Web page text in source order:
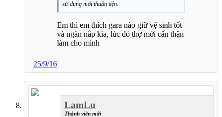
sử dụng mới thuận tiện.
Em thì em thích gara nào giữ vệ sinh tốt
và ngăn nắp kìa, lúc đó thợ mới cẩn thận
làm cho mình
25/9/16
LamLu
Thành viên mới